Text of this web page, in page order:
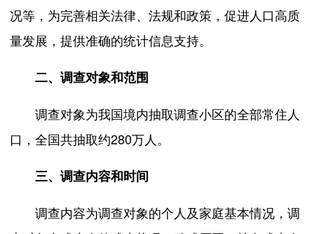
况等，为完善相关法律、法规和政策，促进人口高质
量发展，提供准确的统计信息支持。
二、调查对象和范围
调查对象为我国境内抽取调查小区的全部常住人
口，全国共抽取约280万人。
三、调查内容和时间
调查内容为调查对象的个人及家庭基本情况，调